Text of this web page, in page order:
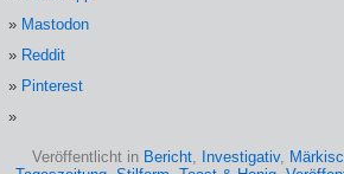
Mastodon
Reddit
Pinterest
Veröffentlicht in Bericht, Investigativ,